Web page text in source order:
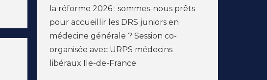
la réforme 2026 : sommes-nous prêts
pour accueillir les DRS juniors en
médecine générale ? Session co-
organisée avec URPS médecins
libéraux Ile-de-France